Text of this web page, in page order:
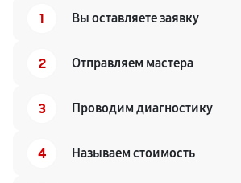
1 Вы оставляете заявку
2 Отправляем мастера
3 Проводим диагностику
4 Называем стоимость